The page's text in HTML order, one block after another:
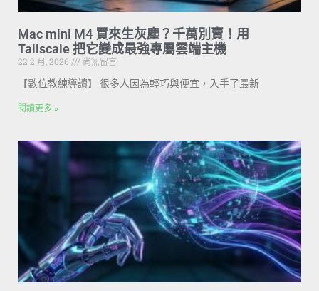
Mac mini M4 買來生灰塵？千萬別賣！用
Tailscale 把它變成最強專屬雲端主機
22 2 月, 2026
尚無留言
【數位教練導讀】 很多人因為輕巧與便宜，入手了最新
閱讀更多 »